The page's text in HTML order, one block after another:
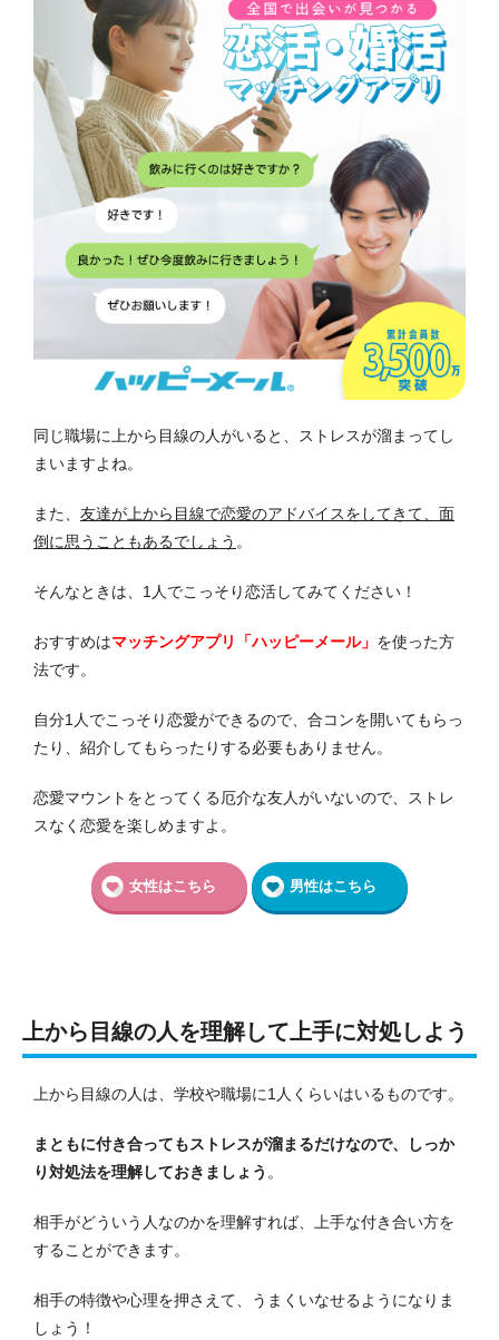
同じ職場に上から目線の人がいると、ストレスが溜まってし
まいますよね。
また、 友達が上から目線で恋愛のアドバイスをしてきて、面
倒に思うこともあるでしょう 。
そんなときは、1人でこっそり恋活してみてください！
おすすめはマッチングアプリ「ハッピーメール」 を使った方
法です。
自分1人でこっそり恋愛ができるので、合コンを開いてもらっ
たり、紹介してもらったりする必要もありません。
恋愛マウントをとってくる厄介な友人がいないので、ストレ
スなく恋愛を楽しめますよ。
女性はこちら 男性はこちら
上から目線の人を理解して上手に対処しよう
上から目線の人は、学校や職場に1人くらいはいるものです。
まともに付き合ってもストレスが溜まるだけなので、しっか
り対処法を理解しておきましょう 。
相手がどういう人なのかを理解すれば、上手な付き合い方を
することができます。
相手の特徴や心理を押さえて、うまくいなせるようになりま
しょう！